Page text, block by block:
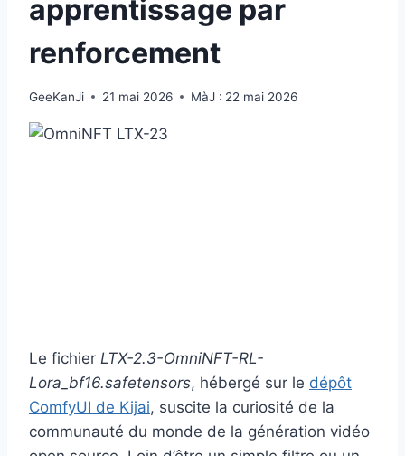
apprentissage par
renforcement
GeeKanJi 21 mai 2026 MàJ : 22 mai 2026
Le fichier LTX-2.3-OmniNFT-RL-
Lora_bf16.safetensors, hébergé sur le dépôt
ComfyUI de Kijai, suscite la curiosité de la
communauté du monde de la génération vidéo